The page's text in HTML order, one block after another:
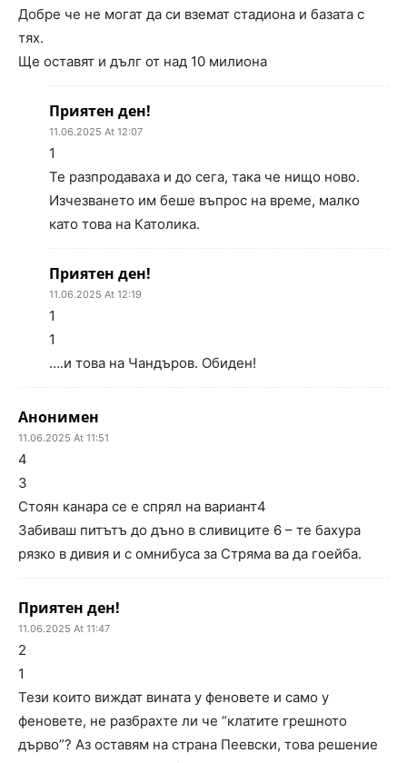
Добре че не могат да си вземат стадиона и базата с
тях.
Ще оставят и дълг от над 10 милиона
Приятен ден!
11.06.2025 At 12:07
1
Те разпродаваха и до сега, така че нищо ново.
Изчезването им беше въпрос на време, малко
като това на Католика.
Приятен ден!
11.06.2025 At 12:19
1
1
….и това на Чандъров. Обиден!
Анонимен
11.06.2025 At 11:51
4
3
Стоян канара се е спрял на вариант4
Забиваш питътъ до дъно в сливиците 6 – те бахура
рязко в дивия и с омнибуса за Стряма ва да гоейба.
Приятен ден!
11.06.2025 At 11:47
2
1
Тези които виждат вината у феновете и само у
феновете, не разбрахте ли че “клатите грешното
дърво”? Аз оставям на страна Пеевски, това решение